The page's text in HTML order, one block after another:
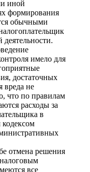
иной
формирования
обычными
деятельности.
имело для
достаточных
вреда не
что по правилам
расходы за
в
отмена решения
все